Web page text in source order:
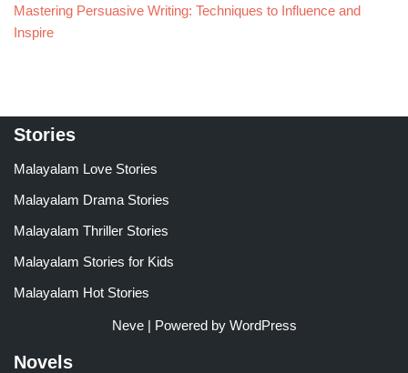
Mastering Persuasive Writing: Techniques to Influence and
Inspire
Stories
Malayalam Love Stories
Malayalam Drama Stories
Malayalam Thriller Stories
Malayalam Stories for Kids
Malayalam Hot Stories
Neve| Powered by WordPress
Novels